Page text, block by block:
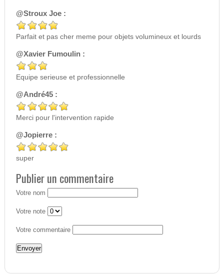
@Stroux Joe :
Parfait et pas cher meme pour objets volumineux et lourds
@Xavier Fumoulin :
Equipe serieuse et professionnelle
@André45 :
Merci pour l'intervention rapide
@Jopierre :
super
Publier un commentaire
Votre nom
Votre note
Votre commentaire